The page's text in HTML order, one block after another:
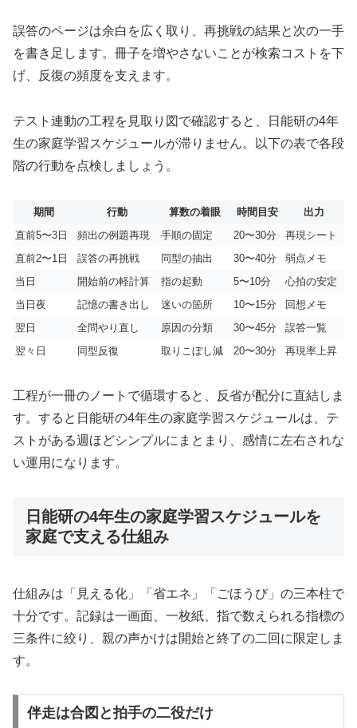
誤答のページは余白を広く取り、再挑戦の結果と次の一手
を書き足します。冊子を増やさないことが検索コストを下
げ、反復の頻度を支えます。
テスト連動の工程を見取り図で確認すると、日能研の4年
生の家庭学習スケジュールが滞りません。以下の表で各段
階の行動を点検しましょう。
期間 行動 算数の着眼 時間目安
出力
直前5〜3日
頻出の例題再現 手順の固定 20〜30分
再現シート
直前2〜1日
誤答の再挑戦 同型の抽出 30〜40分
弱点メモ
当日
開始前の軽計算 指の起動 5〜10分
心拍の安定
当日夜
記憶の書き出し 迷いの箇所 10〜15分
回想メモ
翌日
全問やり直し 原因の分類 30〜45分
誤答一覧
翌々日
同型反復 取りこぼし減 20〜30分 再現率上昇
工程が一冊のノートで循環すると、反省が配分に直結しま
す。すると日能研の4年生の家庭学習スケジュールは、テ
ストがある週ほどシンプルにまとまり、感情に左右されな
い運用になります。
日能研の4年生の家庭学習スケジュールを
家庭で支える仕組み
仕組みは「見える化」「省エネ」「ごほうび」の三本柱で
十分です。記録は一画面、一枚紙、指で数えられる指標の
三条件に絞り、親の声かけは開始と終了の二回に限定しま
す。
伴走は合図と拍手の二役だけ